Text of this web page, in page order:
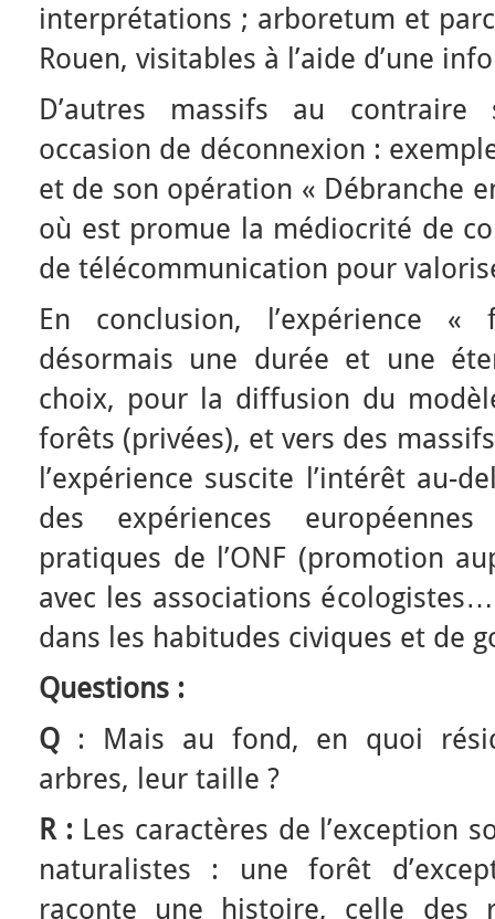
interprétations ; arboretum et
Rouen, visitables à l’aide d’une
D’autres massifs au contraire
occasion de déconnexion :
et de son opération « Débranche
où est promue la médiocrité de
de télécommunication pour
En conclusion, l’expérience
désormais une durée et une
choix, pour la diffusion du
forêts (privées), et vers des
l’expérience suscite l’intérêt au-
des expériences
pratiques de l’ONF (promotion
avec les associations
dans les habitudes civiques et de
Questions :
Q : Mais au fond, en quoi
arbres, leur taille ?
R :Les caractères de l’exception
naturalistes : une forêt
raconte une histoire, celle des